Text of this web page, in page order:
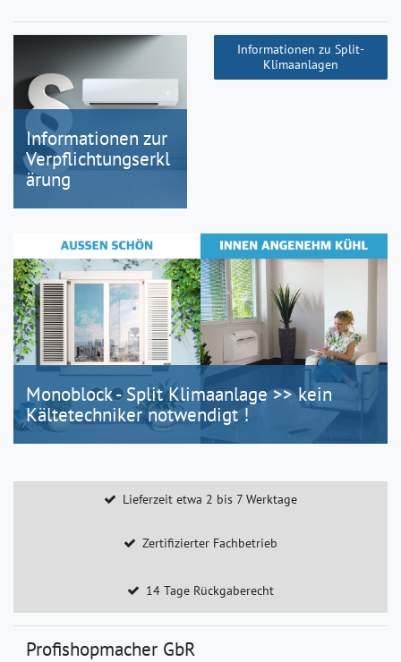
Informationen zur
Verpflichtungserkl
ärung
Informationen zu Split-
Klimaanlagen
Monoblock - Split Klimaanlage >> kein
Kältetechniker notwendigt !
Lieferzeit etwa 2 bis 7 Werktage
Zertifizierter Fachbetrieb
14 Tage Rückgaberecht
Profishopmacher GbR